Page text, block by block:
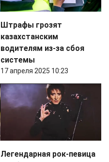
Штрафы грозят
казахстанским
водителям из-за сбоя
системы
17 апреля 2025 10:23
Легендарная рок-певица